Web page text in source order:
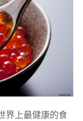
界上最健康的食